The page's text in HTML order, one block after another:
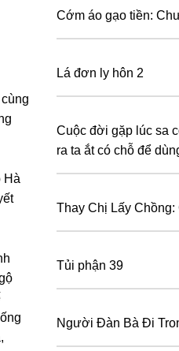
Hà
Cớm áo gạo tiền:
Lá đơn ly hôn 2
Сuộс đờі ɡặр lúс ѕа
rа tа ắt сó сhỗ để
Thay Chị Lấy
Tủi phận 39
Người Đàn Bà Đi